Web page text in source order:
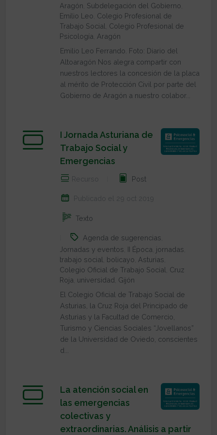
Aragón Subdelegación del Gobierno
Emilio Leo Colegio Profesional de
Trabajo Social Colegio Profesional de
Psicología Aragón
Emilio Leo Ferrando. Foto: Diario del
Altoaragón Nos alegra compartir con
nuestros lectores la concesión de la placa
al mérito de Protección Civil por parte del
Gobierno de Aragón a nuestro colabor...
I Jornada Asturiana de
Trabajo Social y
Emergencias
Recurso Post
Publicado el 29 oct 2019
Texto
Agenda de sugerencias
Jornadas y eventos II Época jornadas
trabajo social bolicayo Asturias
Colegio Oficial de Trabajo Social Cruz
Roja universidad Gijón
El Colegio Oficial de Trabajo Social de
Asturias, la Cruz Roja del Principado de
Asturias y la Facultad de Comercio,
Turismo y Ciencias Sociales “Jovellanos”
de la Universidad de Oviedo, conscientes
d...
La atención social en
las emergencias
colectivas y
extraordinarias. Análisis a partir